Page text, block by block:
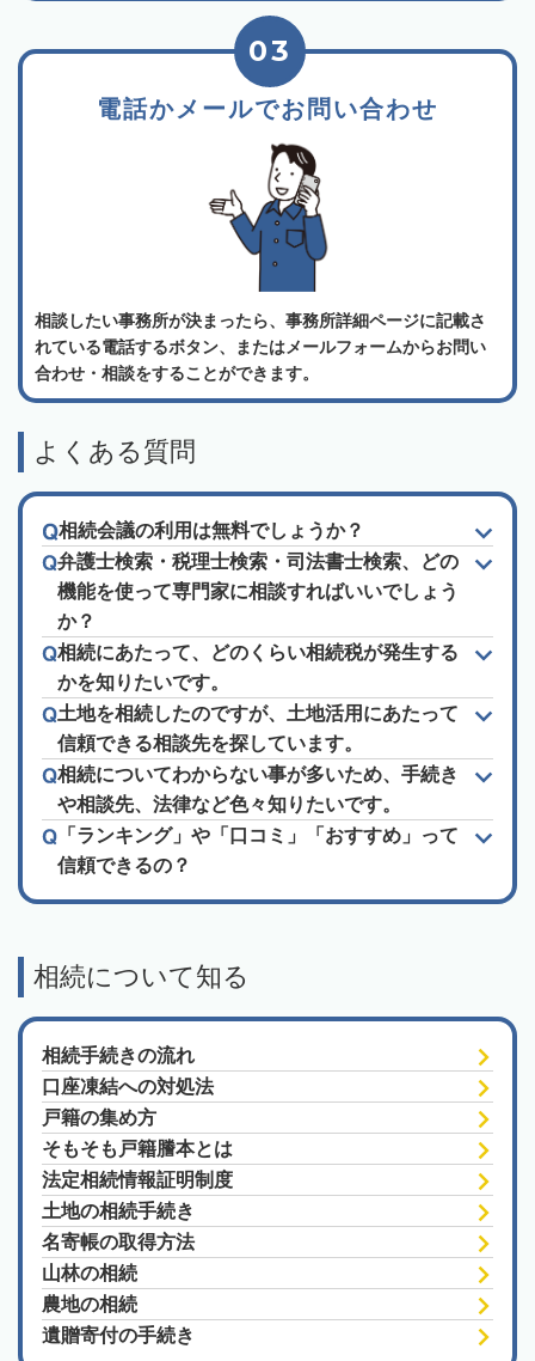
電話かメールでお問い合わせ
03
相談したい事務所が決まったら、事務所詳細ページに記載さ
れている電話するボタン、またはメールフォームからお問い
合わせ・相談をすることができます。
よくある質問
相続会議の利用は無料でしょうか？
弁護士検索・税理士検索・司法書士検索、どの
機能を使って専門家に相談すればいいでしょう
か？
相続にあたって、どのくらい相続税が発生する
かを知りたいです。
土地を相続したのですが、土地活用にあたって
信頼できる相談先を探しています。
相続についてわからない事が多いため、手続き
や相談先、法律など色々知りたいです。
「ランキング」や「口コミ」「おすすめ」って
信頼できるの？
相続について知る
相続手続きの流れ
口座凍結への対処法
戸籍の集め方
そもそも戸籍謄本とは
法定相続情報証明制度
土地の相続手続き
名寄帳の取得方法
山林の相続
農地の相続
遺贈寄付の手続き